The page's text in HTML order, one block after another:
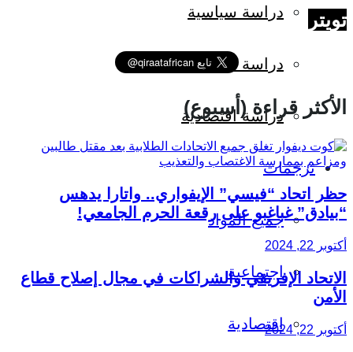
دراسة سياسية
دراسة اجتماعية
دراسة اقتصادية
ترجمات
جميع المواد
اجتماعية
اقتصادية
تويتر
الأكثر قراءة (أسبوع)
حظر اتحاد “فيسي” الإيفواري.. واتارا يدهس
“بيادق” غباغبو على رقعة الحرم الجامعي!
أكتوبر 22, 2024
الاتحاد الإفريقي والشراكات في مجال إصلاح قطاع
الأمن
أكتوبر 22, 2024